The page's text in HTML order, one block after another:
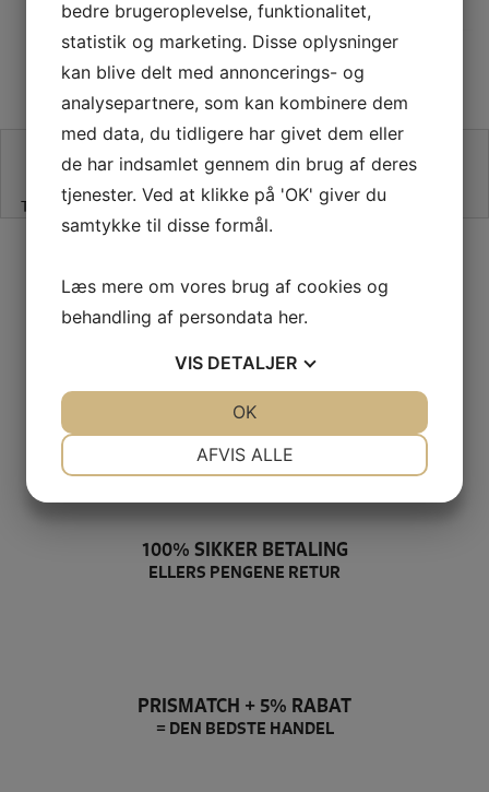
SE VORES ANMELDELSER PÅ TRUSTPILOT
Trustpilot
GRATIS LEVERING VED 399,-
PÅ KUN 1-2 HVERDAGE
100% SIKKER BETALING
ELLERS PENGENE RETUR
PRISMATCH + 5% RABAT
= DEN BEDSTE HANDEL
bedre brugeroplevelse, funktionalitet,
statistik og marketing. Disse oplysninger
kan blive delt med annoncerings- og
analysepartnere, som kan kombinere dem
med data, du tidligere har givet dem eller
de har indsamlet gennem din brug af deres
tjenester. Ved at klikke på 'OK' giver du
samtykke til disse formål.
Læs mere om vores brug af cookies og
behandling af persondata her.
VIS DETALJER
AFVIS ALLE
OK